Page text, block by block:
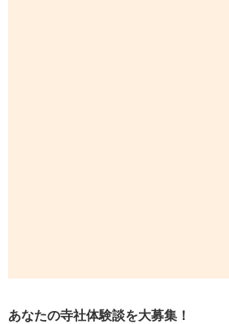
あなたの寺社体験談を大募集！